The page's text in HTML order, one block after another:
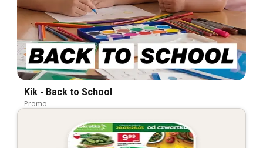
Kik - Back to School
Promo